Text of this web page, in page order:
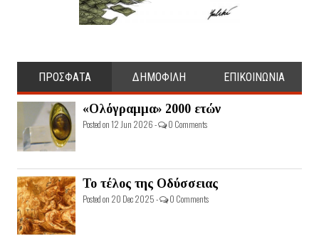
ΠΡΟΣΦΑΤΑ ΔΗΜΟΦΙΛΗ ΕΠΙΚΟΙΝΩΝΙΑ
«Ολόγραμμα» 2000 ετών
Posted on 12 Jun 2026 - 0 Comments
Το τέλος της Οδύσσειας
Posted on 20 Dec 2025 - 0 Comments